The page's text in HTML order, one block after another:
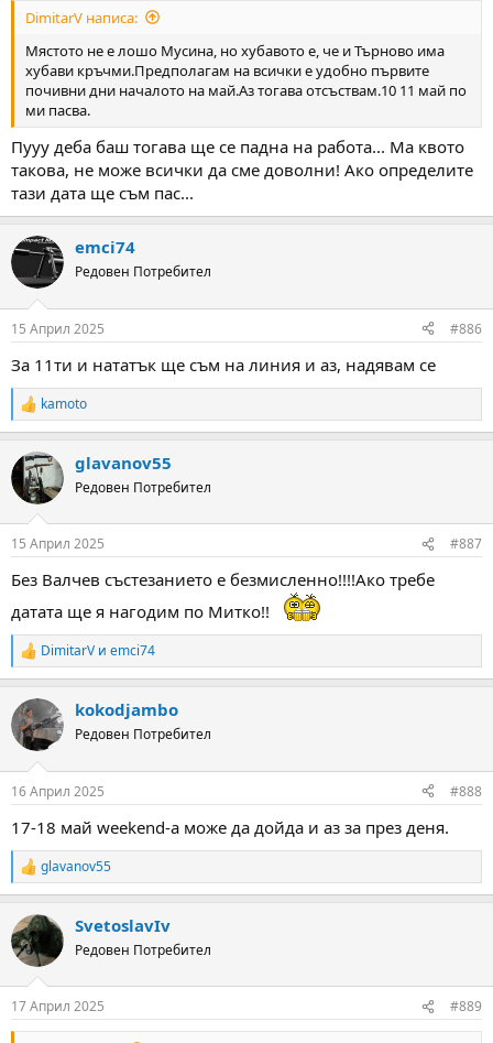
DimitarV написа:
Мястото не е лошо Мусина, но хубавото е, че и Търново има
хубави кръчми.Предполагам на всички е удобно първите
почивни дни началото на май.Аз тогава отсъствам.10 11 май по
ми пасва.
Пууу деба баш тогава ще се падна на работа... Ма квото
такова, не може всички да сме доволни! Ако определите
тази дата ще съм пас...
emci74
Редовен Потребител
15 Април 2025 #886
За 11ти и нататък ще съм на линия и аз, надявам се
R
e
c
i
s
kamoto
glavanov55
Редовен Потребител
15 Април 2025 #887
Без Валчев състезанието е безмисленно!!!!Ако требе
датата ще я нагодим по Митко!!
R
e
c
t
i
s
DimitarV и emci74
kokodjambo
Редовен Потребител
16 Април 2025 #888
17-18 май weekend-a може да дойда и аз за през деня.
R
e
c
t
i
s
:
glavanov55
SvetoslavIv
Редовен Потребител
17 Април 2025 #889